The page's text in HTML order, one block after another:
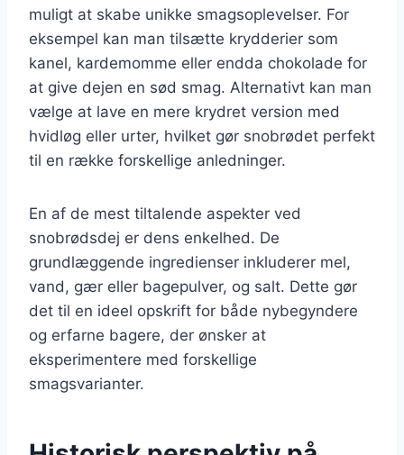
muligt at skabe unikke smagsoplevelser. For
eksempel kan man tilsætte krydderier som
kanel, kardemomme eller endda chokolade for
at give dejen en sød smag. Alternativt kan man
vælge at lave en mere krydret version med
hvidløg eller urter, hvilket gør snobrødet perfekt
til en række forskellige anledninger.
En af de mest tiltalende aspekter ved
snobrødsdej er dens enkelhed. De
grundlæggende ingredienser inkluderer mel,
vand, gær eller bagepulver, og salt. Dette gør
det til en ideel opskrift for både nybegyndere
og erfarne bagere, der ønsker at
eksperimentere med forskellige
smagsvarianter.